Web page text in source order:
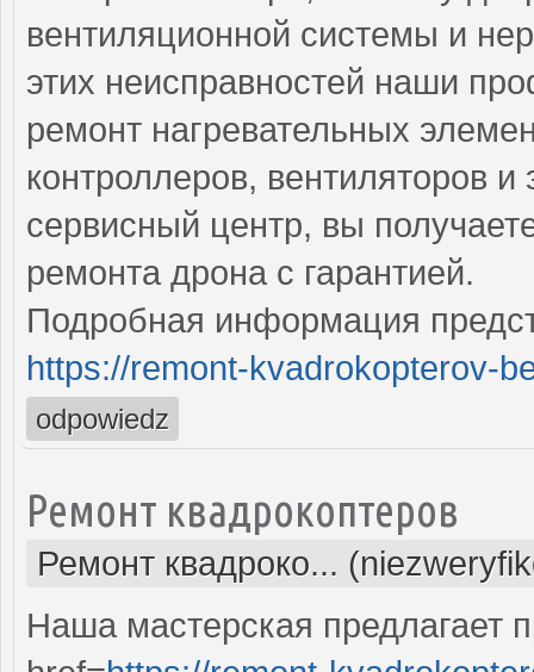
вентиляционной системы и
этих неисправностей наши
ремонт нагревательных
контроллеров, вентиляторов
сервисный центр, вы
ремонта дрона с гарантией.
Подробная информация
https://remont-kvadrokopterov-
odpowiedz
Ремонт квадрокоптеров
Ремонт квадроко...
Наша мастерская предлагает